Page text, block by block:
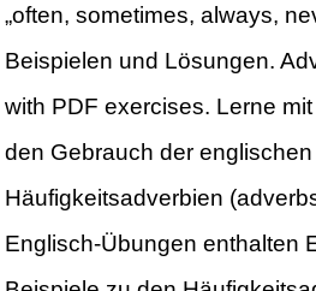
„often, sometimes, always,
Beispielen und Lösungen.
with PDF exercises. Lerne
den Gebrauch der englischen
Häufigkeitsadverbien
Englisch-Übungen enthalten